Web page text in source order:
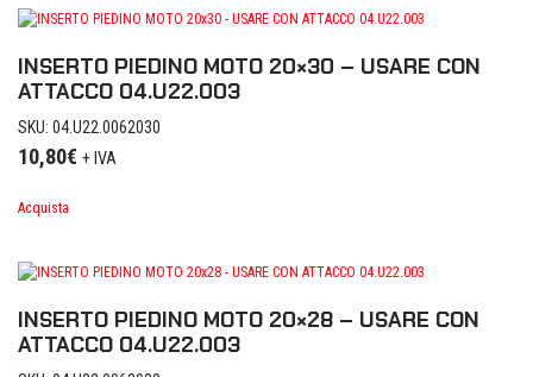
INSERTO PIEDINO MOTO 20×30 – USARE CON
ATTACCO 04.U22.003
SKU: 04.U22.0062030
10,80€ + IVA
Acquista
INSERTO PIEDINO MOTO 20×28 – USARE CON
ATTACCO 04.U22.003